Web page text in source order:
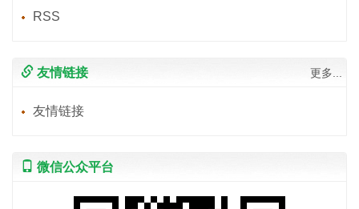
RSS
友情链接 更多...
友情链接
微信公众平台